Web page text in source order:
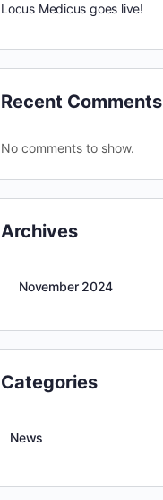
Locus Medicus goes live!
Recent Comments
No comments to show.
Archives
November 2024
Categories
News